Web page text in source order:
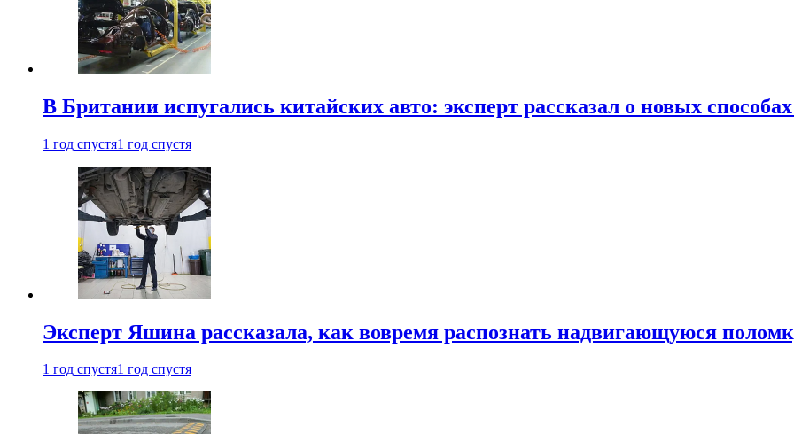
В Британии испугались китайских авто: эксперт рассказал о новых
1 год спустя1 год спустя
Эксперт Яшина рассказала, как вовремя распознать надвигающуюся
1 год спустя1 год спустя